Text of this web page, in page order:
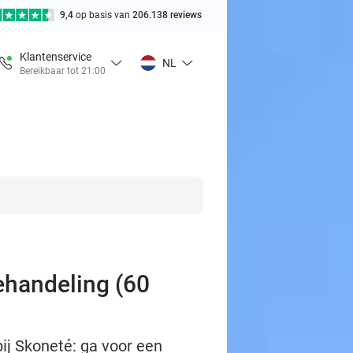
9,4 op basis van 206.138 reviews
Klantenservice
Bereikbaar tot 21:00
NL
(60
Skoneté: ga voor een